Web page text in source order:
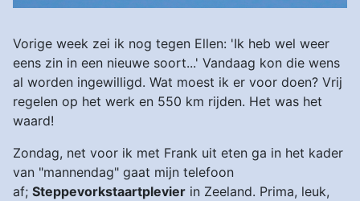
Vorige week zei ik nog tegen Ellen: 'Ik heb wel weer
eens zin in een nieuwe soort...' Vandaag kon die wens
al worden ingewilligd. Wat moest ik er voor doen? Vrij
regelen op het werk en 550 km rijden. Het was het
waard!
Zondag, net voor ik met Frank uit eten ga in het kader
van "mannendag" gaat mijn telefoon
af; Steppevorkstaartplevier in Zeeland. Prima, leuk,